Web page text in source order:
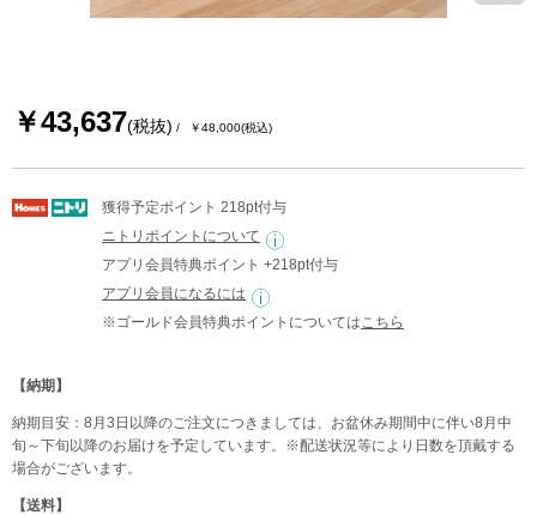
￥43,637(税抜) ￥48,000(税込)
獲得予定ポイント 218pt付与
ニトリポイントについて
アプリ会員特典ポイント +218pt付与
アプリ会員になるには
※ゴールド会員特典ポイントについては こちら
【納期】
納期目安：8月3日以降のご注文につきましては、お盆休み期間中に伴い8月中
旬～下旬以降のお届けを予定しています。※配送状況等により日数を頂戴する
場合がございます。
【送料】